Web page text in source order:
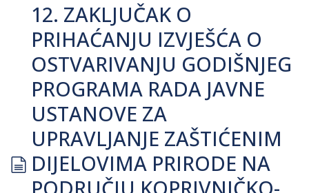
document
12. ZAKLJUČAK O
PRIHAĆANJU IZVJEŠĆA O
OSTVARIVANJU GODIŠNJEG
PROGRAMA RADA JAVNE
USTANOVE ZA
UPRAVLJANJE ZAŠTIĆENIM
DIJELOVIMA PRIRODE NA